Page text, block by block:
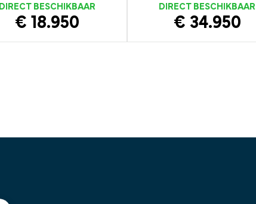
DIRECT BESCHIKBAAR
€ 18.950
DIRECT BESCHIKBAAR
€ 34.950